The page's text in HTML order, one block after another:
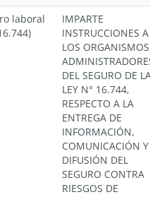
laboral
IMPARTE
INSTRUCCIONES A
LOS ORGANISMOS
DEL SEGURO DE
LEY N° 16.744,
RESPECTO A LA
ENTREGA DE
INFORMACIÓN,
COMUNICACIÓN Y
DIFUSIÓN DEL
SEGURO CONTRA
RIESGOS DE